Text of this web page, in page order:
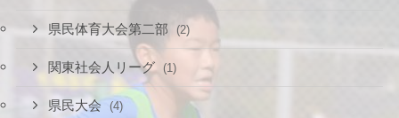
県民体育大会第二部 (2)
関東社会人リーグ (1)
県民大会 (4)